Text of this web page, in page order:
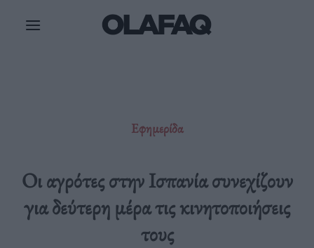
Εφημερίδα
Οι αγρότες στην Ισπανία συνεχίζουν
για δεύτερη μέρα τις κινητοποιήσεις
τους